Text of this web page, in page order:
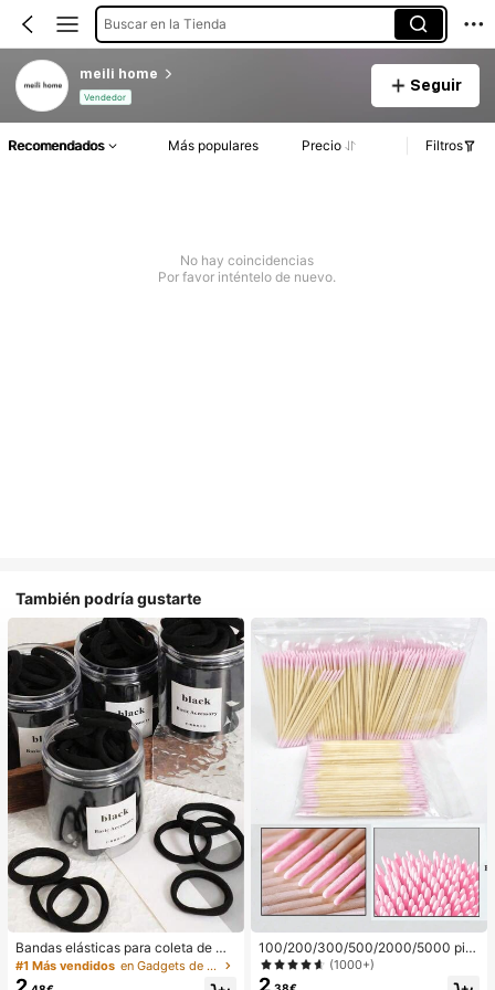
Buscar en la Tienda
meili home
Vendedor
Seguir
Recomendados Más populares Precio Filtros
No hay coincidencias
Por favor inténtelo de nuevo.
También podría gustarte
Bandas elásticas para coleta de mu
jer, bandas para el cabello, accesori
os para el cabello, bandas deportiv
#1 Más vendidos en Gadgets de baño favoritos de los clientes Apara
100/200/300/500/2000/5000 pie
zas/20 piezas Palitos aplicadores d
e esmalte de uñas de doble extrem
(1000+)